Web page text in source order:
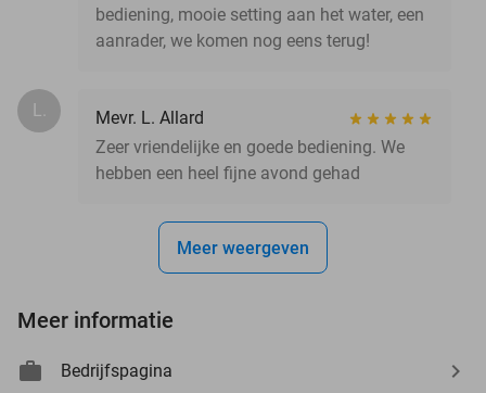
bediening, mooie setting aan het water, een
aanrader, we komen nog eens terug!
L.
Mevr. L. Allard
Zeer vriendelijke en goede bediening. We
hebben een heel fijne avond gehad
Meer weergeven
Meer informatie
Bedrijfspagina